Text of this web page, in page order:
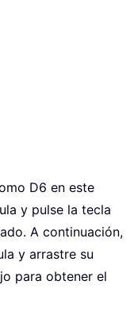
D6 en este
y pulse la tecla
A continuación,
y arrastre su
para obtener el